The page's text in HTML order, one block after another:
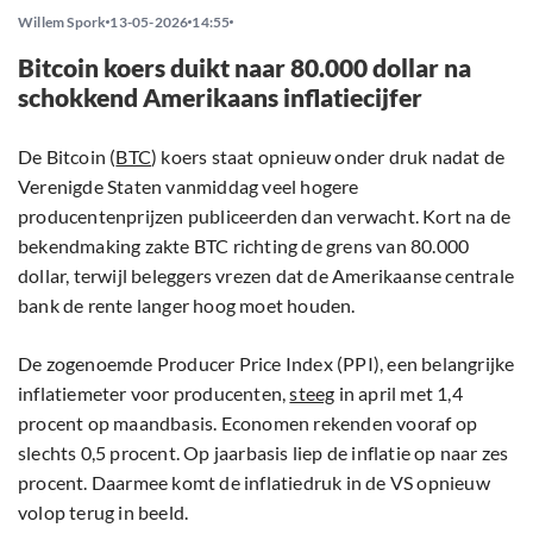
Willem Spork 13-05-2026 14:55
Bitcoin koers duikt naar 80.000 dollar na
schokkend Amerikaans inflatiecijfer
De Bitcoin (BTC) koers staat opnieuw onder druk nadat de
Verenigde Staten vanmiddag veel hogere
producentenprijzen publiceerden dan verwacht. Kort na de
bekendmaking zakte BTC richting de grens van 80.000
dollar, terwijl beleggers vrezen dat de Amerikaanse centrale
bank de rente langer hoog moet houden.
De zogenoemde Producer Price Index (PPI), een belangrijke
inflatiemeter voor producenten,steeg in april met 1,4
procent op maandbasis. Economen rekenden vooraf op
slechts 0,5 procent. Op jaarbasis liep de inflatie op naar zes
procent. Daarmee komt de inflatiedruk in de VS opnieuw
volop terug in beeld.